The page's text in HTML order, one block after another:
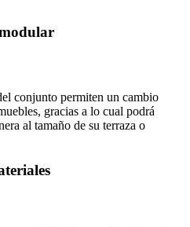
conjunto permiten un cambio
gracias a lo cual podrá
al tamaño de su terraza o